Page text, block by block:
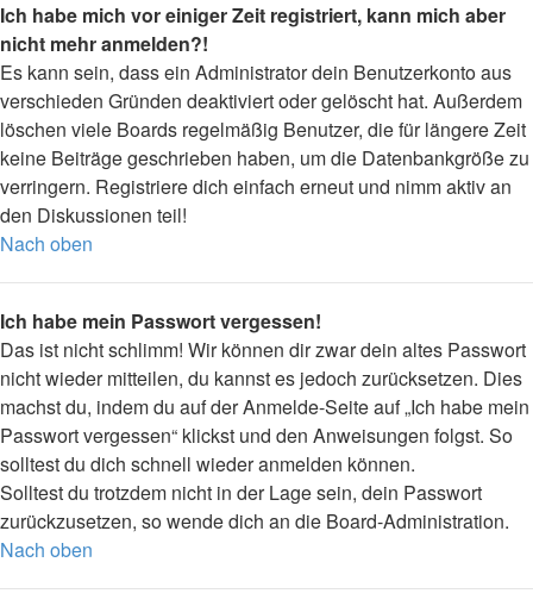
Ich habe mich vor einiger Zeit registriert, kann mich aber
nicht mehr anmelden?!
Es kann sein, dass ein Administrator dein Benutzerkonto aus
verschieden Gründen deaktiviert oder gelöscht hat. Außerdem
löschen viele Boards regelmäßig Benutzer, die für längere Zeit
keine Beiträge geschrieben haben, um die Datenbankgröße zu
verringern. Registriere dich einfach erneut und nimm aktiv an
den Diskussionen teil!
Nach oben
Ich habe mein Passwort vergessen!
Das ist nicht schlimm! Wir können dir zwar dein altes Passwort
nicht wieder mitteilen, du kannst es jedoch zurücksetzen. Dies
machst du, indem du auf der Anmelde-Seite auf „Ich habe mein
Passwort vergessen“ klickst und den Anweisungen folgst. So
solltest du dich schnell wieder anmelden können.
Solltest du trotzdem nicht in der Lage sein, dein Passwort
zurückzusetzen, so wende dich an die Board-Administration.
Nach oben